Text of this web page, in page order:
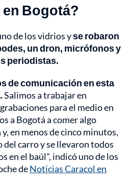
Bogotá?
de los vidrios yse robaron
un dron, micrófonos y
periodistas.
de comunicación en esta
Salimos a trabajar en
para el medio en
a Bogotá a comer algo
en menos de cinco minutos,
carro y se llevaron todos
en el baúl”, indicó uno de los
deNoticias Caracol en